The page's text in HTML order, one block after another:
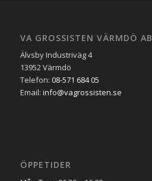
VA GROSSISTEN VÄRMDÖ AB
Älvsby Industriväg 4
13952 Värmdö
Telefon: 08-571 684 05
Email: info@vagrossisten.se
ÖPPETIDER